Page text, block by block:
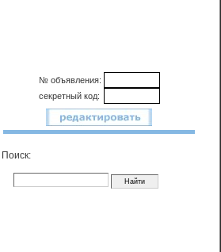
№ объявления:
секретный код:
Поиск: